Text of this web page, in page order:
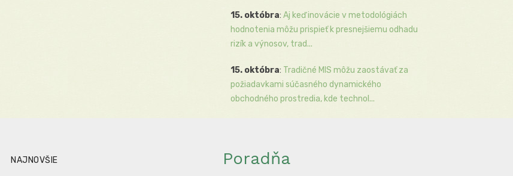
15. októbra: Aj keď inovácie v metodológiách
hodnotenia môžu prispieť k presnejšiemu odhadu
rizík a výnosov, trad...
15. októbra: Tradičné MIS môžu zaostávať za
požiadavkami súčasného dynamického
obchodného prostredia, kde technol...
NAJNOVŠIE Poradňa